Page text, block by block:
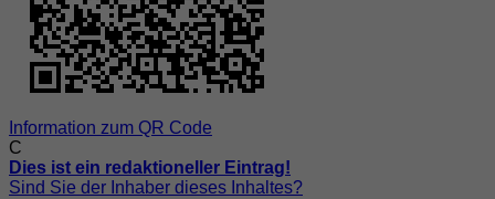
Information zum QR Code
C
Dies ist ein redaktioneller Eintrag!
Sind Sie der Inhaber dieses Inhaltes?